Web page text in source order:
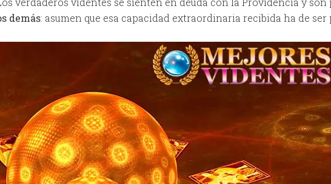
demás: asumen que esa capacidad extraordinaria recibida ha de